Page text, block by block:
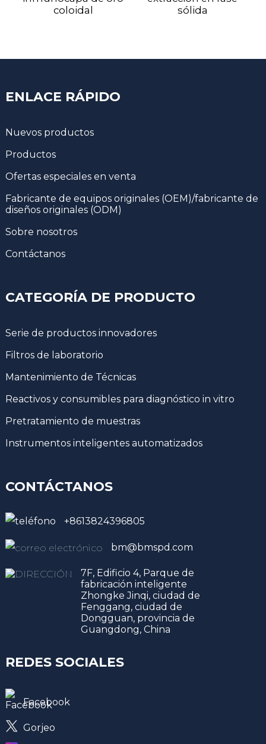
coloidal
sólida
ENLACE RÁPIDO
Nuevos productos
Productos
Ofertas especiales en venta
Fabricante de equipos originales (OEM)/fabricante de
diseños originales (ODM)
Sobre nosotros
Contáctanos
CATEGORÍA DE PRODUCTO
Serie de productos innovadores
Filtros de laboratorio
Mantenimiento de Técnicas
Reactivos y consumibles para diagnóstico in vitro
Pretratamiento de muestras
Instrumentos inteligentes automatizados
CONTÁCTANOS
+8613824396805
bm@bmspd.com
7F, Edificio 4, Parque de
fabricación inteligente
Zhongke Jinqi, ciudad de
Fenggang, ciudad de
Dongguan, provincia de
Guangdong, China
REDES SOCIALES
Facebook
Gorjeo